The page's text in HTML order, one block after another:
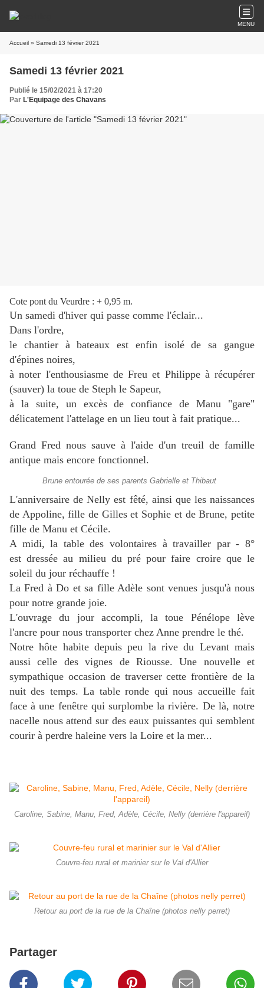
MENU
Accueil » Samedi 13 février 2021
Samedi 13 février 2021
Publié le 15/02/2021 à 17:20
Par L'Equipage des Chavans
Cote pont du Veurdre : + 0,95 m.
Un samedi d'hiver qui passe comme l'éclair...
Dans l'ordre,
le chantier à bateaux est enfin isolé de sa gangue
d'épines noires,
à noter l'enthousiasme de Freu et Philippe à récupérer
(sauver) la toue de Steph le Sapeur,
à la suite, un excès de confiance de Manu "gare"
délicatement l'attelage en un lieu tout à fait pratique...
Grand Fred nous sauve à l'aide d'un treuil de famille
antique mais encore fonctionnel.
Brune entourée de ses parents Gabrielle et Thibaut
L'anniversaire de Nelly est fêté, ainsi que les naissances
de Appoline, fille de Gilles et Sophie et de Brune, petite
fille de Manu et Cécile.
A midi, la table des volontaires à travailler par - 8°
est dressée au milieu du pré pour faire croire que le
soleil du jour réchauffe !
La Fred à Do et sa fille Adèle sont venues jusqu'à nous
pour notre grande joie.
L'ouvrage du jour accompli, la toue Pénélope lève
l'ancre pour nous transporter chez Anne prendre le thé.
Notre hôte habite depuis peu la rive du Levant mais
aussi celle des vignes de Riousse. Une nouvelle et
sympathique occasion de traverser cette frontière de la
nuit des temps. La table ronde qui nous accueille fait
face à une fenêtre qui surplombe la rivière. De là, notre
nacelle nous attend sur des eaux puissantes qui semblent
courir à perdre haleine vers la Loire et la mer...
Caroline, Sabine, Manu, Fred, Adèle, Cécile, Nelly (derrière l'appareil)
Couvre-feu rural et marinier sur le Val d'Allier
Retour au port de la rue de la Chaîne (photos nelly perret)
Partager